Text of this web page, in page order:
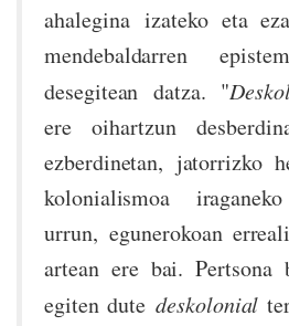
ahalegina izateko eta
mendebaldarren
desegitean datza. "
ere oihartzun
ezberdinetan, jatorrizko
kolonialismoa
urrun, egunerokoan
artean ere bai. Pertsona
egiten dutedeskolonial